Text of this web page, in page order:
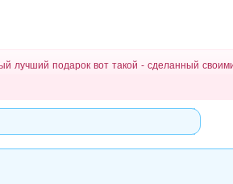
лучший подарок вот такой - сделанный